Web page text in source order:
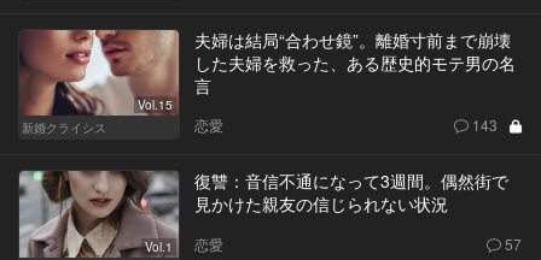
Vol.15
新婚クライシス
夫婦は結局“合わせ鏡”。離婚寸前まで崩壊
した夫婦を救った、ある歴史的モテ男の名
言
恋愛 143
Vol.1
復讐：音信不通になって3週間。偶然街で
見かけた親友の信じられない状況
恋愛 57